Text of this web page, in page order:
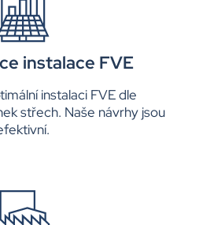
instalace FVE
instalaci FVE dle
střech. Naše návrhy jsou